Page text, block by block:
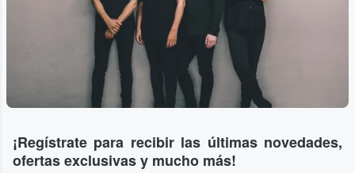
¡Regístrate para recibir las últimas novedades,
ofertas exclusivas y mucho más!